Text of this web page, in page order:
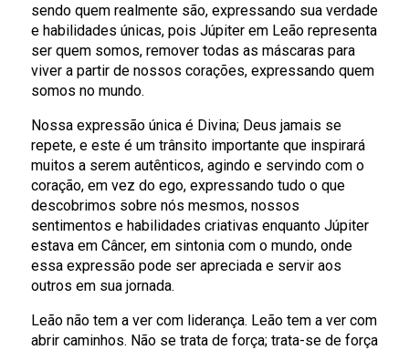
sendo quem realmente são, expressando sua verdade
e habilidades únicas, pois Júpiter em Leão representa
ser quem somos, remover todas as máscaras para
viver a partir de nossos corações, expressando quem
somos no mundo.
Nossa expressão única é Divina; Deus jamais se
repete, e este é um trânsito importante que inspirará
muitos a serem autênticos, agindo e servindo com o
coração, em vez do ego, expressando tudo o que
descobrimos sobre nós mesmos, nossos
sentimentos e habilidades criativas enquanto Júpiter
estava em Câncer, em sintonia com o mundo, onde
essa expressão pode ser apreciada e servir aos
outros em sua jornada.
Leão não tem a ver com liderança. Leão tem a ver com
abrir caminhos. Não se trata de força; trata-se de força